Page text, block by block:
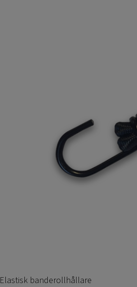
Elastisk banderollhållare